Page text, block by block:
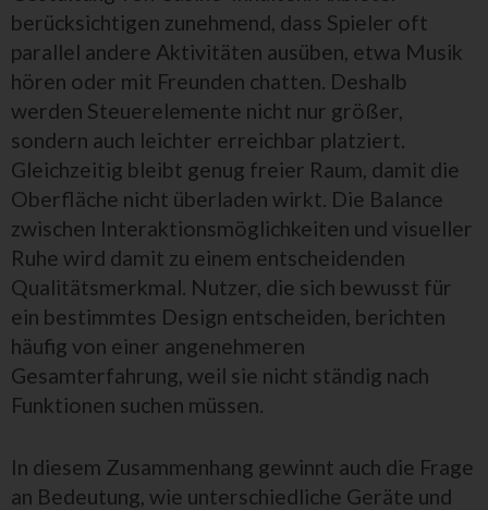
berücksichtigen zunehmend, dass Spieler oft
parallel andere Aktivitäten ausüben, etwa Musik
hören oder mit Freunden chatten. Deshalb
werden Steuerelemente nicht nur größer,
sondern auch leichter erreichbar platziert.
Gleichzeitig bleibt genug freier Raum, damit die
Oberfläche nicht überladen wirkt. Die Balance
zwischen Interaktionsmöglichkeiten und visueller
Ruhe wird damit zu einem entscheidenden
Qualitätsmerkmal. Nutzer, die sich bewusst für
ein bestimmtes Design entscheiden, berichten
häufig von einer angenehmeren
Gesamterfahrung, weil sie nicht ständig nach
Funktionen suchen müssen.
In diesem Zusammenhang gewinnt auch die Frage
an Bedeutung, wie unterschiedliche Geräte und